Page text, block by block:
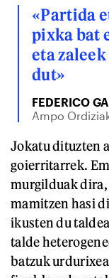
«Partida
pixka bat
eta
dut»
FEDERICO
Ampo
Jokatu dituzten
goierritarrek.
murgilduak
mamitzen hasi
ikusten du
talde
batzuk